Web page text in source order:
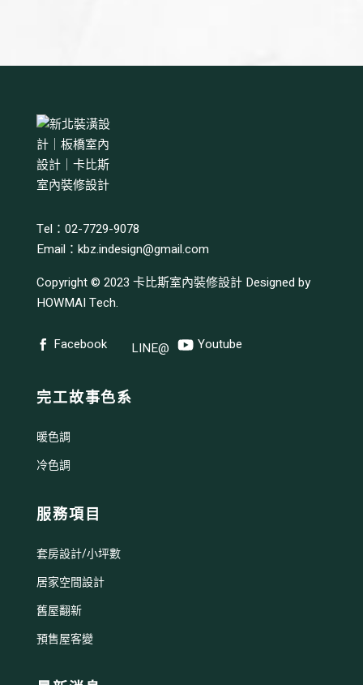
Tel：02-7729-9078
Email：kbz.indesign@gmail.com
Copyright © 2023卡比斯室內裝修設計 Designed by
HOWMAI Tech.
Facebook LINE@ Youtube
完工故事色系
暖色調
冷色調
服務項目
套房設計/小坪數
居家空間設計
舊屋翻新
預售屋客變